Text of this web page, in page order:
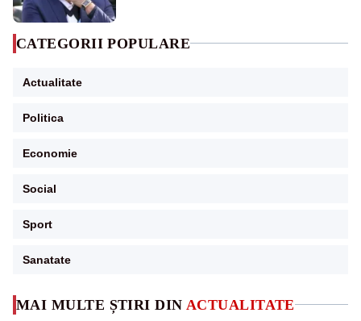
MAI MULTE ȘTIRI DIN ACTUALITATE
CATEGORII POPULARE
Actualitate
Politica
Economie
Social
Sport
Sanatate